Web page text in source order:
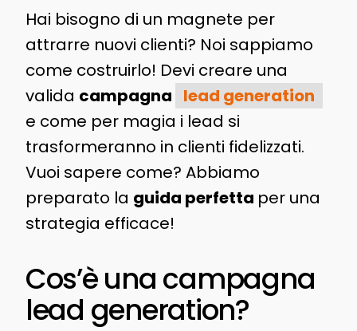
Hai bisogno di un magnete per
attrarre nuovi clienti? Noi sappiamo
come costruirlo! Devi creare una
valida campagna lead generation
e come per magia i lead si
trasformeranno in clienti fidelizzati.
Vuoi sapere come? Abbiamo
preparato la guida perfetta per una
strategia efficace!
Cos’è una campagna
lead generation?